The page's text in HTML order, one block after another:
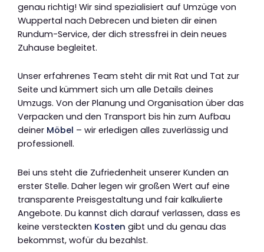
genau richtig! Wir sind spezialisiert auf Umzüge von
Wuppertal nach Debrecen und bieten dir einen
Rundum-Service, der dich stressfrei in dein neues
Zuhause begleitet.
Unser erfahrenes Team steht dir mit Rat und Tat zur
Seite und kümmert sich um alle Details deines
Umzugs. Von der Planung und Organisation über das
Verpacken und den Transport bis hin zum Aufbau
deiner Möbel – wir erledigen alles zuverlässig und
professionell.
Bei uns steht die Zufriedenheit unserer Kunden an
erster Stelle. Daher legen wir großen Wert auf eine
transparente Preisgestaltung und fair kalkulierte
Angebote. Du kannst dich darauf verlassen, dass es
keine versteckten Kosten gibt und du genau das
bekommst, wofür du bezahlst.